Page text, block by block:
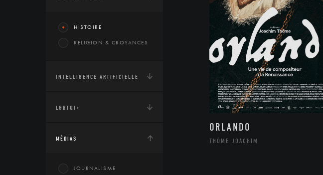
HISTOIRE
RELIGION & CROYANCES
INTELLIGENCE ARTIFICIELLE
LGBTQI+
MÉDIAS
JOURNALISME
ORLANDO
THÔME JOACHIM